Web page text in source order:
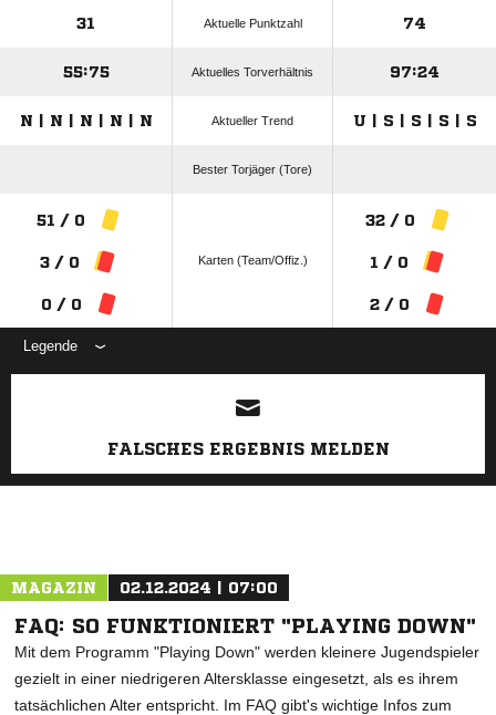
31 Aktuelle Punktzahl 74
55:75 Aktuelles Torverhältnis 97:24
N | N | N | N | N Aktueller Trend U | S | S | S | S
Bester Torjäger (Tore)
51 / 0
3 / 0
0 / 0
Karten (Team/Offiz.)
32 / 0
1 / 0
2 / 0
Legende
ANZEIGE
FALSCHES ERGEBNIS MELDEN
MAGAZIN 02.12.2024 | 07:00
FAQ: SO FUNKTIONIERT "PLAYING DOWN"
Mit dem Programm "Playing Down" werden kleinere Jugendspieler
gezielt in einer niedrigeren Altersklasse eingesetzt, als es ihrem
tatsächlichen Alter entspricht. Im FAQ gibt's wichtige Infos zum